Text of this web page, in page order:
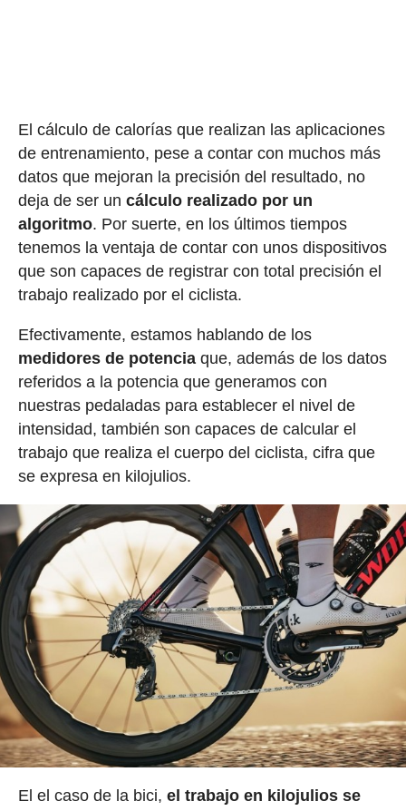
El cálculo de calorías que realizan las aplicaciones
de entrenamiento, pese a contar con muchos más
datos que mejoran la precisión del resultado, no
deja de ser un cálculo realizado por un
algoritmo. Por suerte, en los últimos tiempos
tenemos la ventaja de contar con unos dispositivos
que son capaces de registrar con total precisión el
trabajo realizado por el ciclista.
Efectivamente, estamos hablando de los
medidores de potenciaque, además de los datos
referidos a la potencia que generamos con
nuestras pedaladas para establecer el nivel de
intensidad, también son capaces de calcular el
trabajo que realiza el cuerpo del ciclista, cifra que
se expresa en kilojulios.
El el caso de la bici, el trabajo en kilojulios se